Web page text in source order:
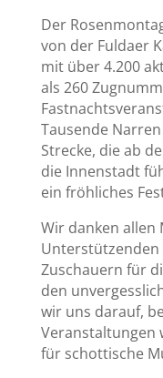
Der
von der Fuldaer
mit über 4.200
als 260
Tausende
Strecke, die ab
die Innenstadt
ein fröhliches
Wir danken allen
Zuschauern für
den
wir uns darauf,
Veranstaltungen
für schottische